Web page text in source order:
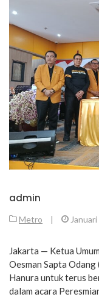
admin
Metro |
Jakarta — Ketua
Oesman Sapta
Hanura untuk terus
dalam acara